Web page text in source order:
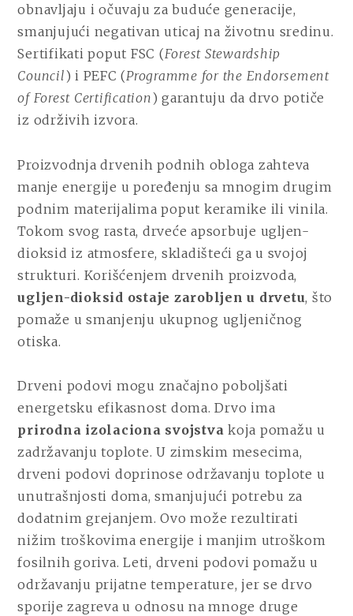
obnavljaju i očuvaju za buduće generacije,
smanjujući negativan uticaj na životnu sredinu.
Sertifikati poput FSC (Forest Stewardship
Council) i PEFC (Programme for the Endorsement
of Forest Certification) garantuju da drvo potiče
iz održivih izvora.
Proizvodnja drvenih podnih obloga zahteva
manje energije u poređenju sa mnogim drugim
podnim materijalima poput keramike ili vinila.
Tokom svog rasta, drveće apsorbuje ugljen-
dioksid iz atmosfere, skladišteći ga u svojoj
strukturi. Korišćenjem drvenih proizvoda,
ugljen-dioksid ostaje zarobljen u drvetu, što
pomaže u smanjenju ukupnog ugljeničnog
otiska.
Drveni podovi mogu značajno poboljšati
energetsku efikasnost doma. Drvo ima
prirodna izolaciona svojstva koja pomažu u
zadržavanju toplote. U zimskim mesecima,
drveni podovi doprinose održavanju toplote u
unutrašnjosti doma, smanjujući potrebu za
dodatnim grejanjem. Ovo može rezultirati
nižim troškovima energije i manjim utroškom
fosilnih goriva. Leti, drveni podovi pomažu u
održavanju prijatne temperature, jer se drvo
sporije zagreva u odnosu na mnoge druge